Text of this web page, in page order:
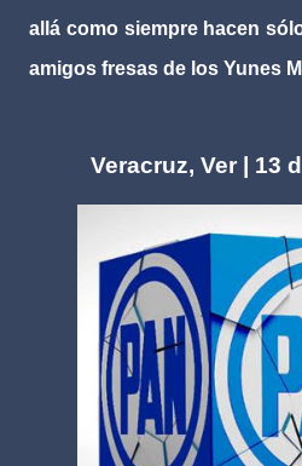
allá como siempre hacen
amigos fresas de los Yunes
Veracruz, Ver | 13